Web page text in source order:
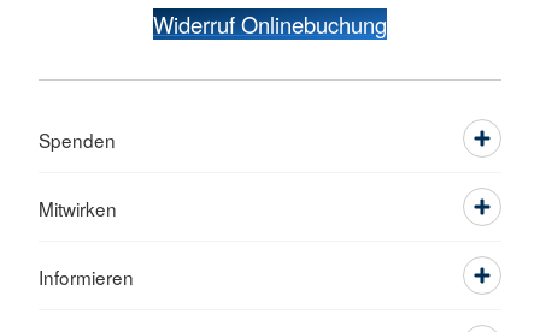
Widerruf Onlinebuchung
Spenden
Mitwirken
Informieren